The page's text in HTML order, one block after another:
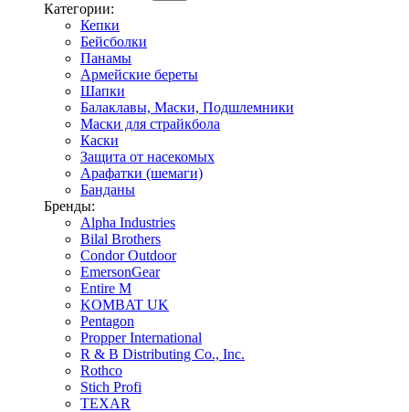
Категории:
Кепки
Бейсболки
Панамы
Армейские береты
Шапки
Балаклавы, Маски, Подшлемники
Маски для страйкбола
Каски
Защита от насекомых
Арафатки (шемаги)
Банданы
Бренды:
Alpha Industries
Bilal Brothers
Condor Outdoor
EmersonGear
Entire M
KOMBAT UK
Pentagon
Propper International
R & B Distributing Co., Inc.
Rothco
Stich Profi
TEXAR